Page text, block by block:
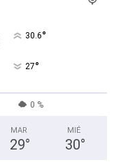
30.6°
27°
0 %
MAR
29°
MIÉ
30°